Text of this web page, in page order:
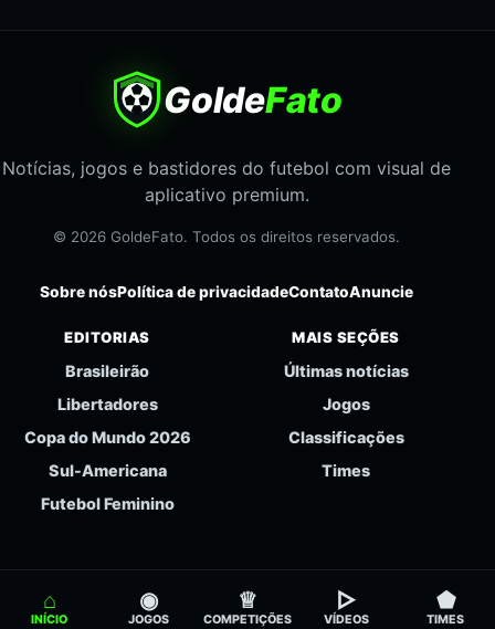
GoldeFato
Notícias, jogos e bastidores do futebol com visual de
aplicativo premium.
© 2026 GoldeFato. Todos os direitos reservados.
Sobre nósPolítica de privacidadeContatoAnuncie
EDITORIAS
Brasileirão
Libertadores
Copa do Mundo 2026
Sul-Americana
Futebol Feminino
MAIS SEÇÕES
Últimas notícias
Jogos
Classificações
Times
⌂
INÍCIO
◉
JOGOS
♕
COMPETIÇÕES
▻
VÍDEOS
⬟
TIMES